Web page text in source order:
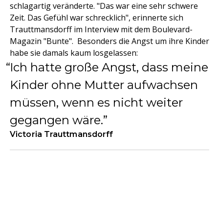
schlagartig veränderte. "Das war eine sehr schwere
Zeit. Das Gefühl war schrecklich", erinnerte sich
Trauttmansdorff im Interview mit dem Boulevard-
Magazin "Bunte". Besonders die Angst um ihre Kinder
habe sie damals kaum losgelassen:
Ich hatte große Angst, dass meine
Kinder ohne Mutter aufwachsen
müssen, wenn es nicht weiter
gegangen wäre.
Victoria Trauttmansdorff